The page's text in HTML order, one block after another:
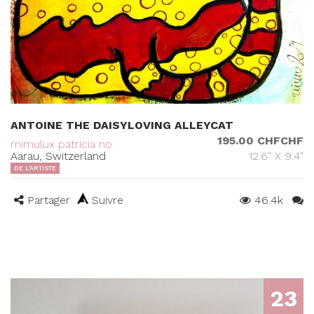
ANTOINE THE DAISYLOVING ALLEYCAT
mimulux patricia no
Aarau, Switzerland
195.00 CHFCHF
12.6" X 9.4"
DE L'ARTISTE
Partager Suivre 46.4k
23